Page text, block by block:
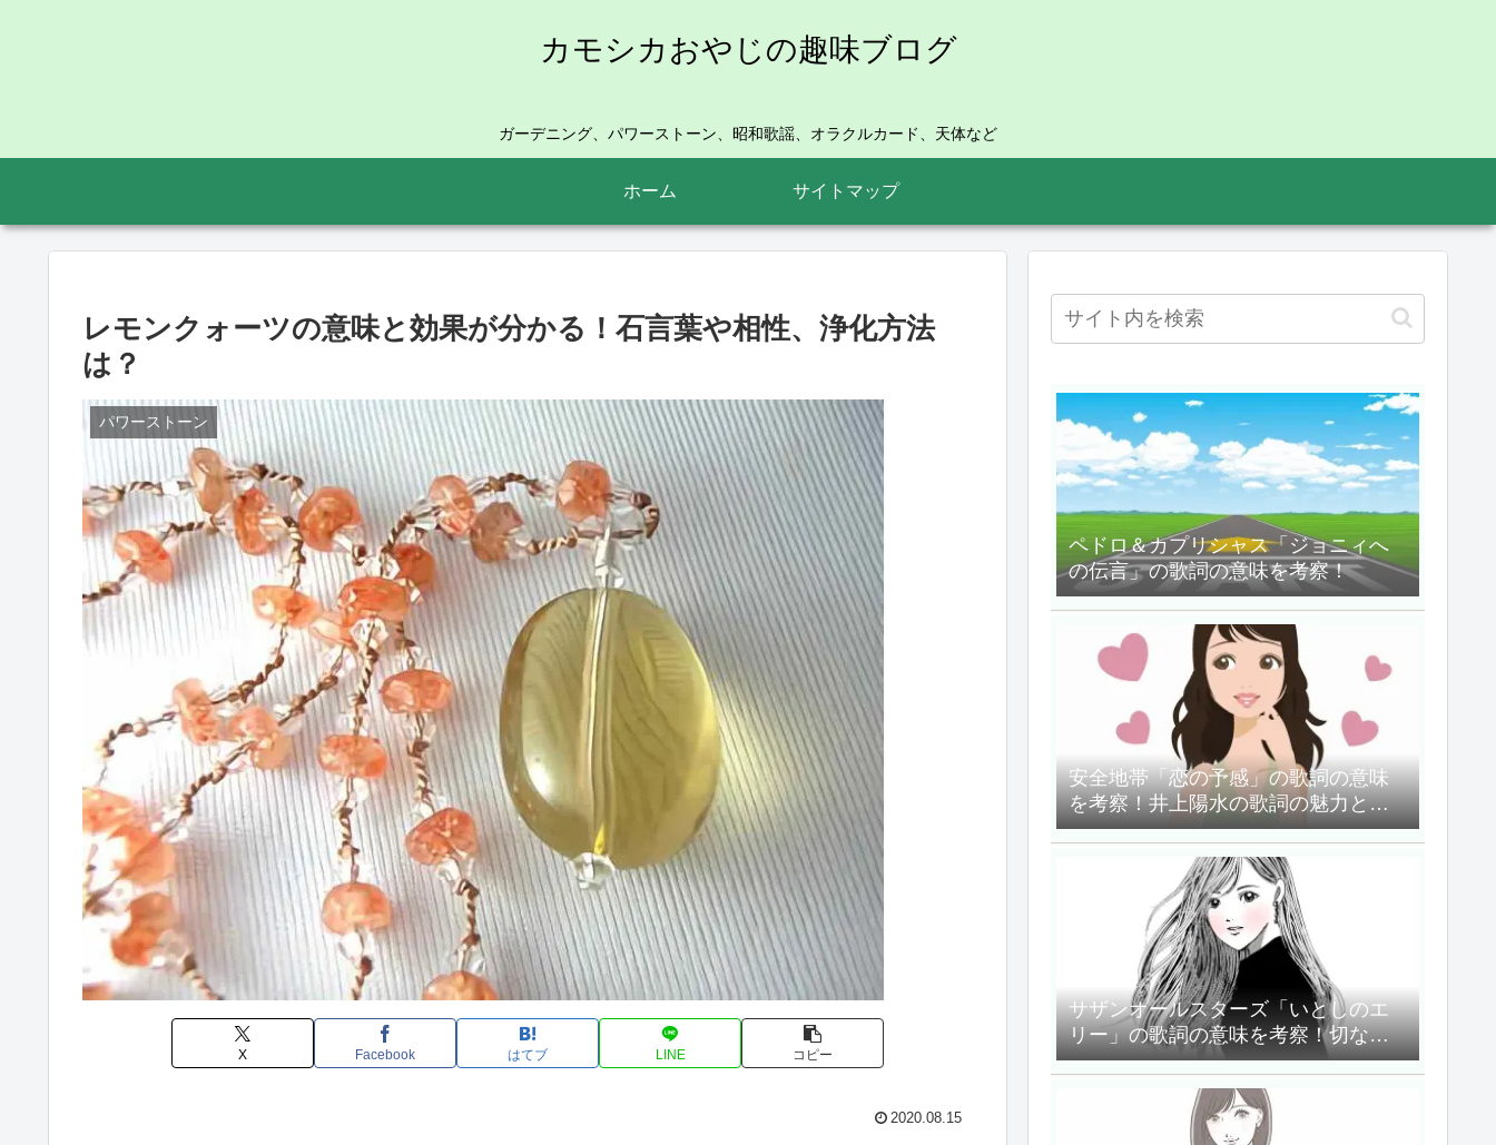
カモシカおやじの趣味ブログ
ガーデニング、パワーストーン、昭和歌謡、オラクルカード、天体など
ホーム サイトマップ
レモンクォーツの意味と効果が分かる！石言葉や相性、浄化方法
は？
パワーストーン
X Facebook はてブ LINE コピー
2020.08.15
ペドロ＆カプリシャス「ジョニィへ
の伝言」の歌詞の意味を考察！
安全地帯「恋の予感」の歌詞の意味
を考察！井上陽水の歌詞の魅力と
は？
サザンオールスターズ「いとしのエ
リー」の歌詞の意味を考察！切ない
バラード